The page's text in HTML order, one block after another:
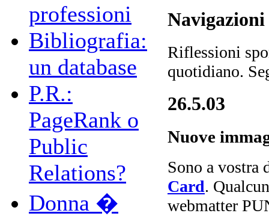
professioni
Bibliografia:
un database
P.R.:
PageRank o
Public
Relations?
Donna �
Riflessioni
quotidiano.
26.5.03
Nuove
Sono a vostra
Card.
webmatter